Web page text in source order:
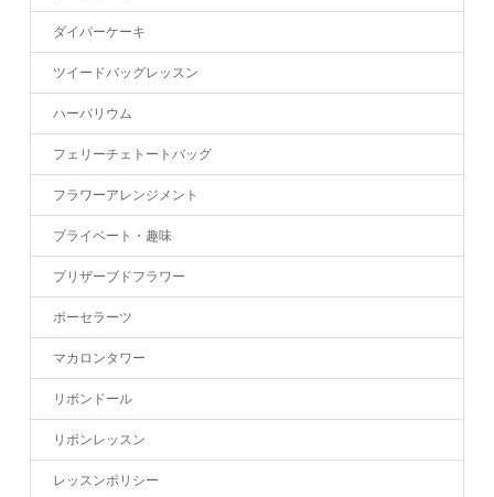
ダイパーケーキ
ツイードバッグレッスン
ハーバリウム
フェリーチェトートバッグ
フラワーアレンジメント
プライベート・趣味
プリザーブドフラワー
ポーセラーツ
マカロンタワー
リボンドール
リボンレッスン
レッスンポリシー